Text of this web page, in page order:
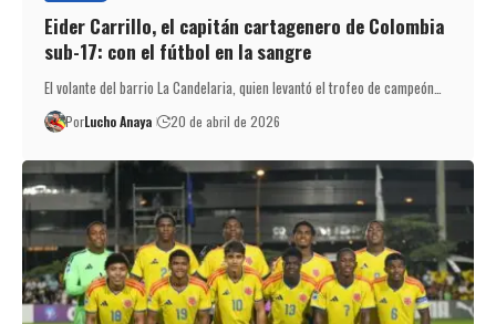
Eider Carrillo, el capitán cartagenero de Colombia
sub-17: con el fútbol en la sangre
El volante del barrio La Candelaria, quien levantó el trofeo de campeón…
PorLucho Anaya 20 de abril de 2026